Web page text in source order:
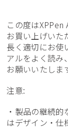
この度は
お買い上げいた
長く適切にお使
アルをよく読み
お願いいたしま
注意:
・製品の継続
はデザイン・仕